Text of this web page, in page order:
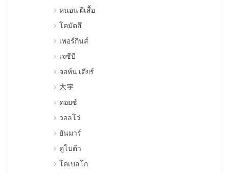
หนอน ผีเสื้อ
โคมัตสึ
เพอร์กินส์
เจซีบี
จอห์น เดียร์
大宇
ดอยซ์
วอลโว่
ยันมาร์
คูโบต้า
โคเบลโก